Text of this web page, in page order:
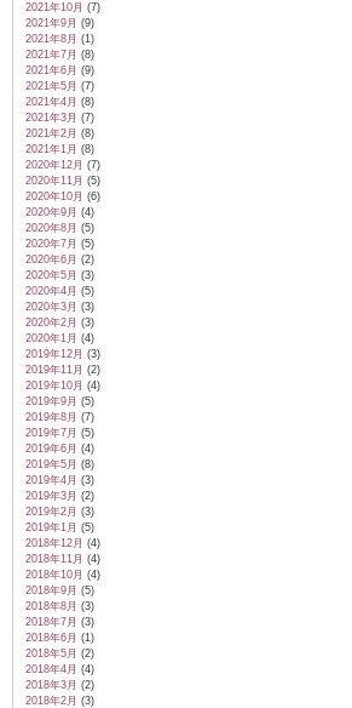
2021年10月 (7)
2021年9月 (9)
2021年8月 (1)
2021年7月 (8)
2021年6月 (9)
2021年5月 (7)
2021年4月 (8)
2021年3月 (7)
2021年2月 (8)
2021年1月 (8)
2020年12月 (7)
2020年11月 (5)
2020年10月 (6)
2020年9月 (4)
2020年8月 (5)
2020年7月 (5)
2020年6月 (2)
2020年5月 (3)
2020年4月 (5)
2020年3月 (3)
2020年2月 (3)
2020年1月 (4)
2019年12月 (3)
2019年11月 (2)
2019年10月 (4)
2019年9月 (5)
2019年8月 (7)
2019年7月 (5)
2019年6月 (4)
2019年5月 (8)
2019年4月 (3)
2019年3月 (2)
2019年2月 (3)
2019年1月 (5)
2018年12月 (4)
2018年11月 (4)
2018年10月 (4)
2018年9月 (5)
2018年8月 (3)
2018年7月 (3)
2018年6月 (1)
2018年5月 (2)
2018年4月 (4)
2018年3月 (2)
2018年2月 (3)